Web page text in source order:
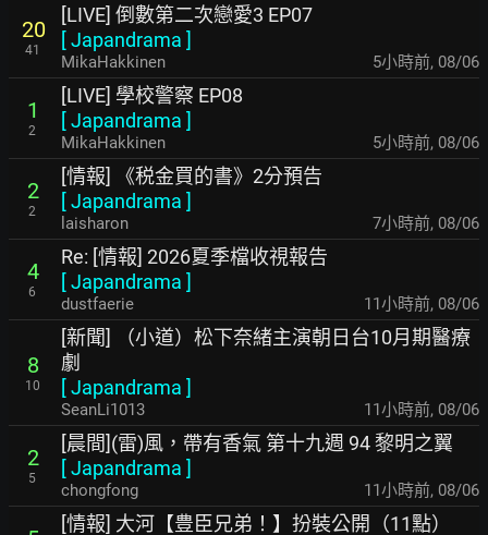
20
41
[LIVE] 倒數第二次戀愛3 EP07
[Japandrama ]
MikaHakkinen 5小時前, 08/06
1
2
[LIVE] 學校警察 EP08
[Japandrama ]
MikaHakkinen 5小時前, 08/06
2
2
[情報] 《税金買的書》2分預告
[Japandrama ]
laisharon 7小時前, 08/06
4
6
Re: [情報] 2026夏季檔收視報告
[Japandrama ]
dustfaerie 11小時前, 08/06
8
10
[新聞] （小道）松下奈緒主演朝日台10月期醫療
劇
[Japandrama ]
SeanLi1013 11小時前, 08/06
2
5
[晨間](雷)風，帶有香氣 第十九週 94 黎明之翼
[Japandrama ]
chongfong 11小時前, 08/06
[情報] 大河【豊臣兄弟！】扮裝公開（11點）